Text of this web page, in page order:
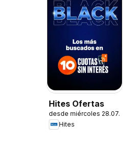
Hites Ofertas
desde miércoles
Hites